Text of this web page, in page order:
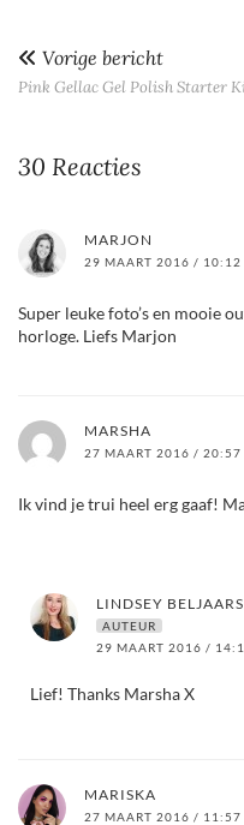
Vorige bericht
Pink Gellac Gel Polish Starter
30 Reacties
MARJON
29 MAART 2016 / 10:12
Super leuke foto’s en mooie
horloge. Liefs Marjon
MARSHA
27 MAART 2016 / 20:57
Ik vind je trui heel erg gaaf!
LINDSEY BELJAARS
AUTEUR
29 MAART 2016 /
Lief! Thanks Marsha X
MARISKA
27 MAART 2016 / 11:57